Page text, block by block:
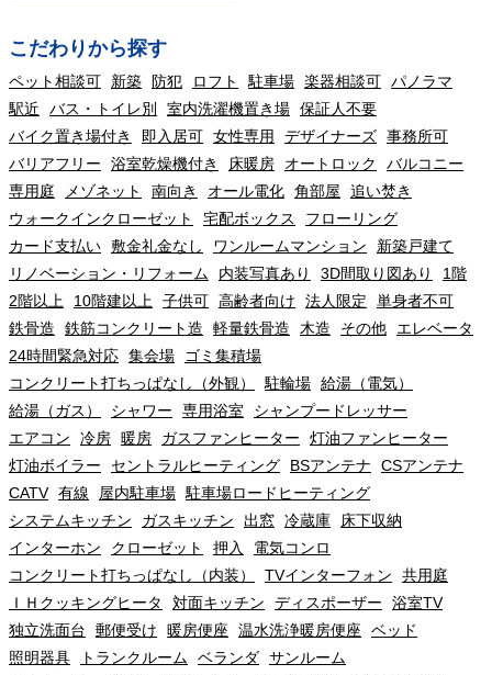
こだわりから探す
ペット相談可 新築 防犯 ロフト 駐車場 楽器相談可 パノラマ
駅近
バス・トイレ別 室内洗濯機置き場 保証人不要
バイク置き場付き
即入居可 女性専用 デザイナーズ 事務所可
バリアフリー
浴室乾燥機付き 床暖房 オートロック
バルコニー
専用庭
メゾネット 南向き オール電化 角部屋
追い焚き
ウォークインクローゼット
宅配ボックス
フローリング
カード支払い 敷金礼金なし ワンルームマンション
新築戸建て
リノベーション・リフォーム
内装写真あり 3D間取り図あり
1階
2階以上
10階建以上 子供可 高齢者向け 法人限定
単身者不可
鉄骨造
鉄筋コンクリート造 軽量鉄骨造 木造 その他
エレベータ
24時間緊急対応 集会場
ゴミ集積場
コンクリート打ちっぱなし（外観）
駐輪場 給湯（電気）
給湯（ガス）
シャワー 専用浴室
シャンプードレッサー
エアコン
冷房 暖房 ガスファンヒーター
灯油ファンヒーター
灯油ボイラー
セントラルヒーティング BSアンテナ
CSアンテナ
CATV 有線 屋内駐車場 駐車場ロードヒーティング
システムキッチン
ガスキッチン 出窓 冷蔵庫
床下収納
インターホン
クローゼット 押入
電気コンロ
コンクリート打ちっぱなし（内装）
TVインターフォン
共用庭
ＩＨクッキングヒータ
対面キッチン ディスポーザー
浴室TV
独立洗面台
郵便受け 暖房便座 温水洗浄暖房便座
ベッド
照明器具
トランクルーム ベランダ サンルーム